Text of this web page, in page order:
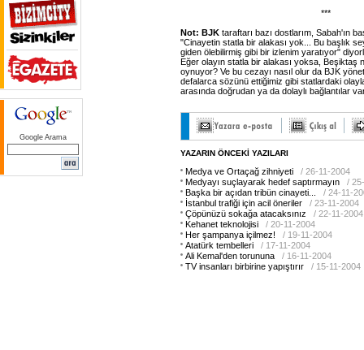
Google Arama
***
Not: BJK taraftarı bazı dostlarım, Sabah'ın
"Cinayetin statla bir alakası yok... Bu başlık
giden ölebilirmiş gibi bir izlenim yaratıyor"
Eğer olayın statla bir alakası yoksa, Beşiktaş
oynuyor? Ve bu cezayı nasıl olur da BJK
defalarca sözünü ettiğimiz gibi statlardaki
arasında doğrudan ya da dolaylı bağlantılar
YAZARIN ÖNCEKİ YAZILARI
Medya ve Ortaçağ zihniyeti
/ 26-11-2004
Medyayı suçlayarak hedef saptırmayın
/
Başka bir açıdan tribün cinayeti...
/ 24-11-
İstanbul trafiği için acil öneriler
/ 23-11-2004
Çöpünüzü sokağa atacaksınız
/ 22-11-2004
Kehanet teknolojisi
/ 20-11-2004
Her şampanya içilmez!
/ 19-11-2004
Atatürk tembelleri
/ 17-11-2004
Ali Kemal'den torununa
/ 16-11-2004
TV insanları birbirine yapıştırır
/ 15-11-2004